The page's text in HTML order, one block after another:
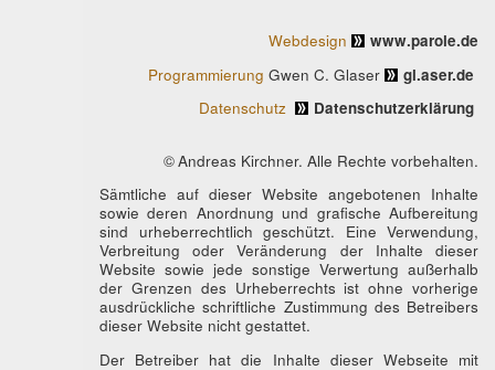
Webdesign
www.parole.de
Programmierung Gwen C. Glaser
gl.aser.de
Datenschutz
Datenschutzerklärung
© Andreas Kirchner. Alle Rechte vorbehalten.
Sämtliche auf dieser Website angebotenen Inhalte
sowie deren Anordnung und grafische Aufbereitung
sind urheberrechtlich geschützt. Eine Verwendung,
Verbreitung oder Veränderung der Inhalte dieser
Website sowie jede sonstige Verwertung außerhalb
der Grenzen des Urheberrechts ist ohne vorherige
ausdrückliche schriftliche Zustimmung des Betreibers
dieser Website nicht gestattet.
Der Betreiber hat die Inhalte dieser Webseite mit